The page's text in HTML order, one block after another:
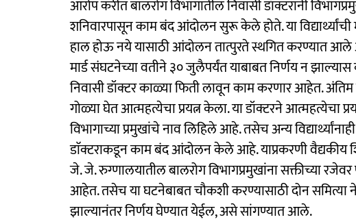
आरोप करीत बालरोग विभागातील निवासी डॉक्टरांनी
शनिवारपासून काम बंद आंदोलन सुरू केले होते. या विद्यार्थ्यांची
हाल होऊ नये यासाठी आंदोलन तात्पुरते स्थगित करण्यात
मार्ड संघटनेच्या वतीने ३० जुलैपर्यंत याबाबत निर्णय न
निवासी डॉक्टर काळ्या फिती लावून काम करणार आहेत. अंतिम
गोळ्या घेत आत्महत्येचा प्रयत्न केला. या डॉक्टरने आत्महत्येचा
विभागाच्या प्रमुखांचे नाव लिहिले आहे. तसेच अन्य
डाॅक्टराकडून काम बंद आंदोलन केले आहे. याप्रकरणी वैद्यकीय
जे. जे. रुग्णालयातील बालरोग विभागप्रमुखांना सक्तीच्या रजेवर
आहेत. तसेच या घटनेबाबत चौकशी करण्यासाठी दोन समित्या
झाल्यानंतर निर्णय घेण्यात येईल, असे सांगण्यात आले.